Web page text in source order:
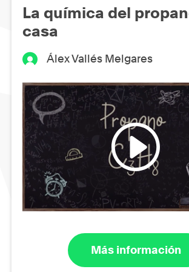
La química del
casa
Álex Vallés Melgares
Más información